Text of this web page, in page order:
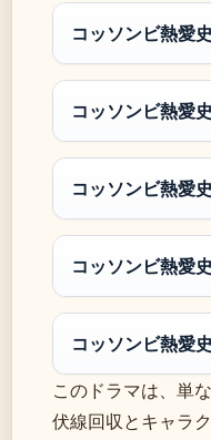
コッソンビ熱愛
コッソンビ熱愛
コッソンビ熱愛
コッソンビ熱愛
コッソンビ熱愛
このドラマは、単
伏線回収とキャラ